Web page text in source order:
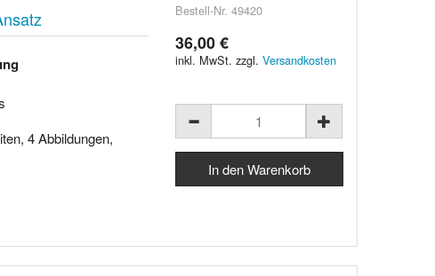
4 Abbildungen,
Bestell-Nr. 49420
36,00 €
inkl. MwSt. zzgl.Versandkosten